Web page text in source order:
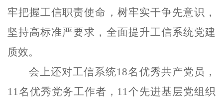
牢把握工信职责使命，树牢实干争先意识，
坚持高标准严要求，全面提升工信系统党建
质效。
会上还对工信系统18名优秀共产党员，
11名优秀党务工作者，11个先进基层党组织